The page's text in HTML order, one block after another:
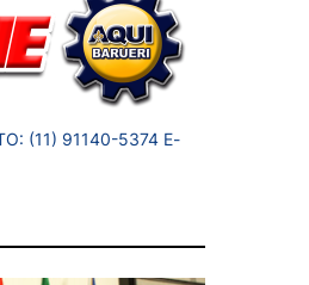
(11) 91140-5374 E-